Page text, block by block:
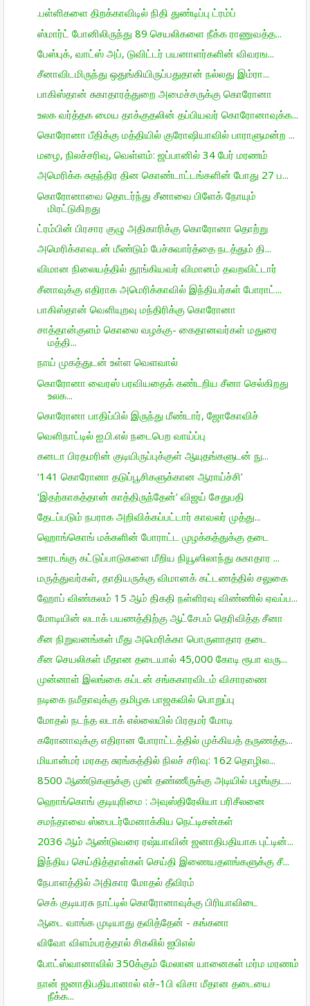
.பள்ளிகளை திறக்காவிடில் நிதி துண்டிப்பு ட்ரம்ப்
ஸ்மார்ட் போனிலிருந்து 89 செயலிகளை நீக்க ராணுவத்த...
பேஸ்புக், வாட்ஸ் அப், டுவிட்டர் பயனாளர்களின் விவரங...
சீனாவிடமிருந்து ஒதுங்கியிருப்பதுதான் நல்லது இம்ரா...
பாகிஸ்தான் சுகாதாரத்துறை அமைச்சருக்கு கொரோனா
உலக வர்த்தக மைய தாக்குதலின் தப்பியவர் கொரோனாவுக்க...
கொரோனா பீதிக்கு மத்தியில் குரோஷியாவில் பாராளுமன்ற ...
மழை, நிலச்சரிவு, வெள்ளம்: ஜப்பானில் 34 பேர் மரணம்
அமெரிக்க சுதந்திர தின கொண்டாட்டங்களின் போது 27 ப...
கொரோனாவை தொடர்ந்து சீனாவை பிளேக் நோயும்
மிரட்டுகிறது
ட்ரம்பின் பிரசார குழு அதிகாரிக்கு கொரோனா தொற்று
அமெரிக்காவுடன் மீண்டும் பேச்சுவார்த்தை நடத்தும் தி...
விமான நிலையத்தில் தூங்கியவர் விமானம் தவறவிட்டார்
சீனாவுக்கு எதிராக அமெரிக்காவில் இந்தியர்கள் போராட்...
பாகிஸ்தான் வெளியுறவு மந்திரிக்கு கொரோனா
சாத்தான்குளம் கொலை வழக்கு- கைதானவர்கள் மதுரை
மத்தி...
நாய் முகத்துடன் உள்ள வெளவால்
கொரோனா வைரஸ் பரவியதைக் கண்டறிய சீனா செல்கிறது
உலக...
கொரோனா பாதிப்பில் இருந்து மீண்டார், ஜோகோவிச்
வெளிநாட்டில் ஐ.பி.எல் நடைபெற வாய்ப்பு
கனடா பிரதமரின் குடியிருப்புக்குள் ஆயுதங்களுடன் நு...
‘141 கொரோனா தடுப்பூசிகளுக்கான ஆராய்ச்சி’
‘இதற்காகத்தான் காத்திருந்தேன்’ விஜய் சேதுபதி
தேடப்படும் நபராக அறிவிக்கப்பட்டார் காவலர் முத்து...
ஹொங்கொங் மக்களின் போராட்ட முழக்கத்துக்கு தடை
ஊரடங்கு கட்டுப்பாடுகளை மீறிய நியூஸிலாந்து சுகாதார ...
மருத்துவர்கள், தாதியருக்கு விமானக் கட்டணத்தில் சலுகை
ஹோப் விண்கலம் 15 ஆம் திகதி நள்ளிரவு விண்ணில் ஏவப்ப...
மோடியின் லடாக் பயணத்திற்கு ஆட்சேபம் தெரிவித்த சீனா
சீன நிறுவனங்கள் மீது அமெரிக்கா பொருளாதார தடை
சீன செயலிகள் மீதான தடையால் 45,000 கோடி ரூபா வரு...
முன்னாள் இலங்கை கப்டன் சங்ககாரவிடம் விசாரணை
நடிகை நமீதாவுக்கு தமிழக பாஜகவில் பொறுப்பு
மோதல் நடந்த லடாக் எல்லையில் பிரதமர் மோடி
கரோனாவுக்கு எதிரான போராட்டத்தில் முக்கியத் தருணத்த...
மியான்மர் மரகத சுரங்கத்தில் நிலச் சரிவு: 162 தொழில...
8500 ஆண்டுகளுக்கு முன் தண்ணீருக்கு அடியில் பழங்குட...
ஹொங்கொங் குடியுரிமை : அவுஸ்திரேலியா பரிசீலனை
சமந்தாவை ஸ்பைடர்மேனாக்கிய நெட்டிசன்கள்
2036 ஆம் ஆண்டுவரை ரஷ்யாவின் ஜனாதிபதியாக புட்டின்...
இந்திய செய்தித்தாள்கள் செய்தி இணையதளங்களுக்கு சீ...
நேபாளத்தில் அதிகார மோதல் தீவிரம்
செக் குடியரசு நாட்டில் கொரோனாவுக்கு பிரியாவிடை
ஆடை வாங்க முடியாது தவித்தேன் - கங்கனா
விவோ விளம்பரத்தால் சிகலில் ஐபிஎல்
போட்ஸ்வானாவில் 350க்கும் மேலான யானைகள் மர்ம மரணம்
நான் ஜனாதிபதியானால் எச்-1பி விசா மீதான தடையை
நீக்க...